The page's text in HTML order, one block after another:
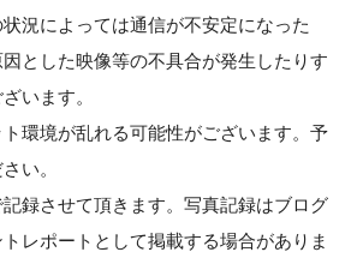
況によっては通信が不安定になった
因とした映像等の不具合が発生したりす
います。
環境が乱れる可能性がございます。予
い。
録させて頂きます。写真記録はブログ
レポートとして掲載する場合がありま